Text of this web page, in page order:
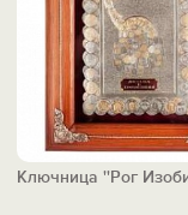
Ключница ''Рог